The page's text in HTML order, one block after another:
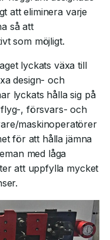
att eliminera varje
så att
som möjligt.
lyckats växa till
design- och
lyckats hålla sig på
, försvars- och
maskinoperatörer
för att hålla jämna
med låga
att uppfylla mycket